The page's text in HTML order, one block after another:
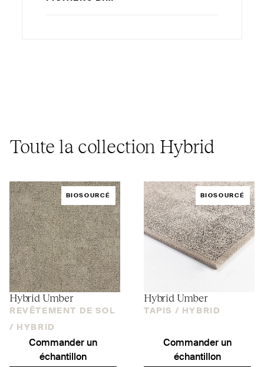
Toute la collection Hybrid
BIOSOURCÉ
Hybrid Umber
REVÊTEMENT DE SOL
/
HYBRID
Commander un
échantillon
BIOSOURCÉ
Hybrid Umber
TAPIS / HYBRID
Commander un
échantillon